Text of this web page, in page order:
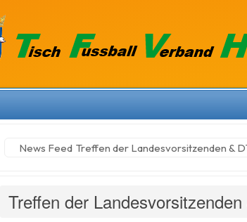
News Feed Treffen der Landesvorsitzenden &
Treffen der